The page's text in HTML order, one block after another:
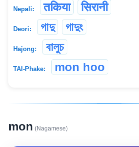
Nepali: तकिया सिरानी
Deori: গাদু গাদুং
Hajong: বালুচ
TAI-Phake: mon hoo
mon (Nagamese)